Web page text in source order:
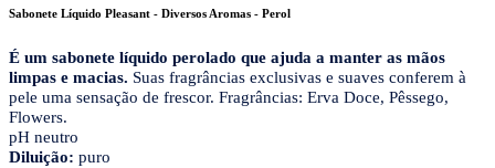
Sabonete Líquido Pleasant - Diversos Aromas - Perol
É um sabonete líquido perolado que ajuda a manter as mãos
limpas e macias. Suas fragrâncias exclusivas e suaves conferem à
pele uma sensação de frescor. Fragrâncias: Erva Doce, Pêssego,
Flowers.
pH neutro
Diluição: puro